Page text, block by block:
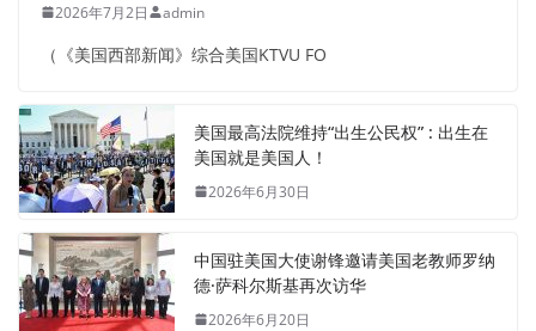
2026年7月2日 admin
（《美国西部新闻》综合美国KTVU FO
美国最高法院维持“出生公民权” : 出生在
美国就是美国人！
2026年6月30日
中国驻美国大使谢锋邀请美国老教师罗纳
德·萨科尔斯基再次访华
2026年6月20日